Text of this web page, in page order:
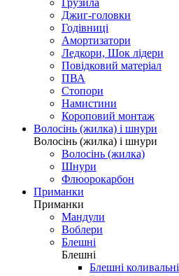
Грузила
Джиг-головки
Годівниці
Амортизатори
Ледкори, Шок лідери
Повідковий матеріал
ПВА
Стопори
Намистини
Короповий монтаж
Волосінь (жилка) і шнури
Волосінь (жилка) і шнури
Волосінь (жилка)
Шнури
Флюорокарбон
Приманки
Приманки
Мандули
Воблери
Блешні
Блешні
Блешні коливальні